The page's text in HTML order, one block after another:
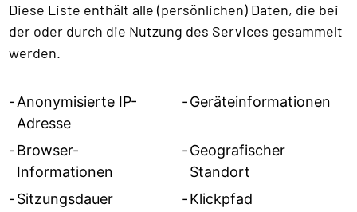
Diese Liste enthält alle (persönlichen) Daten, die bei
der oder durch die Nutzung des Services gesammelt
werden.
Anonymisierte IP-
Adresse
Geräteinformationen
Browser-
Informationen
Geografischer
Standort
Sitzungsdauer
Klickpfad